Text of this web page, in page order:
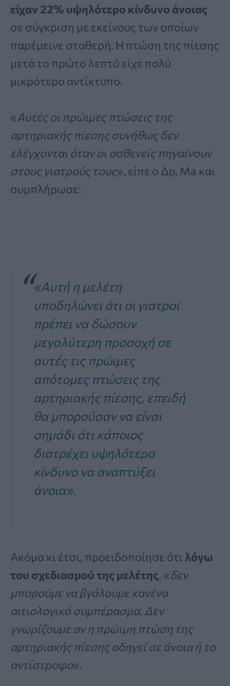
είχαν 22% υψηλότερο κίνδυνο άνοιας
σε σύγκριση με εκείνους των οποίων
παρέμεινε σταθερή. Η πτώση της πίεσης
μετά το πρώτο λεπτό είχε πολύ
μικρότερο αντίκτυπο.
«Αυτές οι πρώιμες πτώσεις της
αρτηριακής πίεσης συνήθως δεν
ελέγχονται όταν οι ασθενείς πηγαίνουν
στους γιατρούς τους», είπε ο Δρ. Ma και
συμπλήρωσε:
«Αυτή η μελέτη
υποδηλώνει ότι οι γιατροί
πρέπει να δώσουν
μεγαλύτερη προσοχή σε
αυτές τις πρώιμες
απότομες πτώσεις της
αρτηριακής πίεσης, επειδή
θα μπορούσαν να είναι
σημάδι ότι κάποιος
διατρέχει υψηλότερο
κίνδυνο να αναπτύξει
άνοια».
Ακόμα κι έτσι, προειδοποίησε ότι λόγω
του σχεδιασμού της μελέτης, «δεν
μπορούμε να βγάλουμε κανένα
αιτιολογικό συμπέρασμα. Δεν
γνωρίζουμε αν η πρώιμη πτώση της
αρτηριακής πίεσης οδηγεί σε άνοια ή το
αντίστροφο».